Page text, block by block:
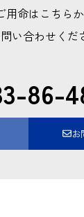
用命はこちらか
い合わせくだ
86-
お